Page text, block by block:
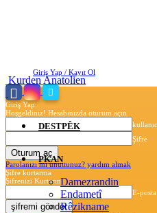
Giriş Yap / Kayıt Ol
Giriş Yap
Hoşgeldiniz! Hesabınızda oturum açın.
Şifre
Parolanızı mı unuttunuz? yardım almak
Şifre kurtarma
Şifrenizi Kurtarın
E-posta
Kurden Anatolien
DESTPÊK
PKAN
Damezrandin
Endametî
Rêzikname